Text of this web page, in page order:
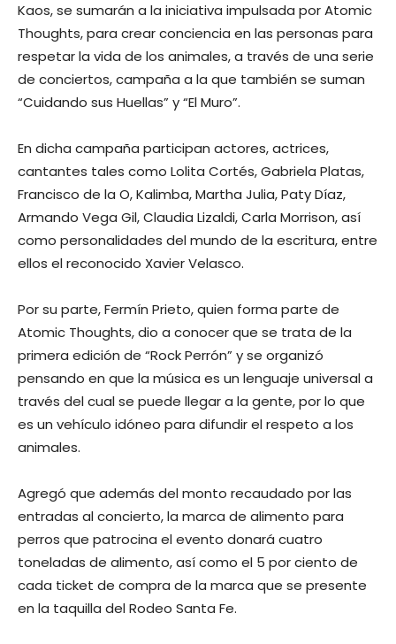
Kaos, se sumarán a la iniciativa impulsada por Atomic
Thoughts, para crear conciencia en las personas para
respetar la vida de los animales, a través de una serie
de conciertos, campaña a la que también se suman
“Cuidando sus Huellas” y “El Muro”.
En dicha campaña participan actores, actrices,
cantantes tales como Lolita Cortés, Gabriela Platas,
Francisco de la O, Kalimba, Martha Julia, Paty Díaz,
Armando Vega Gil, Claudia Lizaldi, Carla Morrison, así
como personalidades del mundo de la escritura, entre
ellos el reconocido Xavier Velasco.
Por su parte, Fermín Prieto, quien forma parte de
Atomic Thoughts, dio a conocer que se trata de la
primera edición de “Rock Perrón” y se organizó
pensando en que la música es un lenguaje universal a
través del cual se puede llegar a la gente, por lo que
es un vehículo idóneo para difundir el respeto a los
animales.
Agregó que además del monto recaudado por las
entradas al concierto, la marca de alimento para
perros que patrocina el evento donará cuatro
toneladas de alimento, así como el 5 por ciento de
cada ticket de compra de la marca que se presente
en la taquilla del Rodeo Santa Fe.